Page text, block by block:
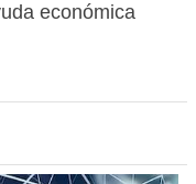
económica